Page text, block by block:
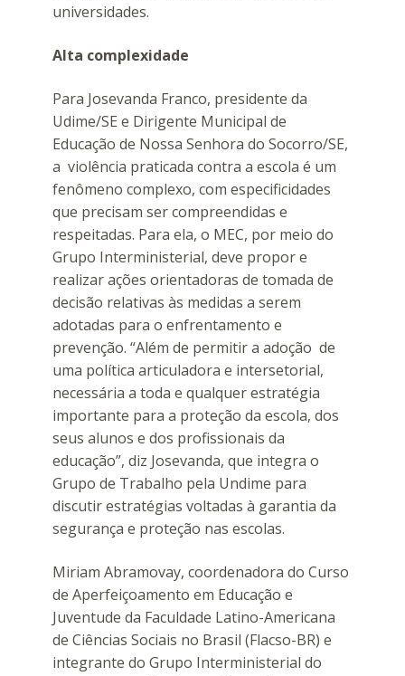
universidades.
Alta complexidade
Para Josevanda Franco, presidente da
Udime/SE e Dirigente Municipal de
Educação de Nossa Senhora do Socorro/SE,
a violência praticada contra a escola é um
fenômeno complexo, com especificidades
que precisam ser compreendidas e
respeitadas. Para ela, o MEC, por meio do
Grupo Interministerial, deve propor e
realizar ações orientadoras de tomada de
decisão relativas às medidas a serem
adotadas para o enfrentamento e
prevenção. “Além de permitir a adoção de
uma política articuladora e intersetorial,
necessária a toda e qualquer estratégia
importante para a proteção da escola, dos
seus alunos e dos profissionais da
educação”, diz Josevanda, que integra o
Grupo de Trabalho pela Undime para
discutir estratégias voltadas à garantia da
segurança e proteção nas escolas.
Miriam Abramovay, coordenadora do Curso
de Aperfeiçoamento em Educação e
Juventude da Faculdade Latino-Americana
de Ciências Sociais no Brasil (Flacso-BR) e
integrante do Grupo Interministerial do